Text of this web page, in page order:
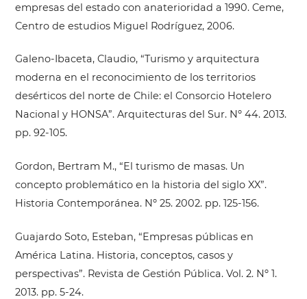
empresas del estado con anaterioridad a 1990. Ceme,
Centro de estudios Miguel Rodríguez, 2006.
Galeno-Ibaceta, Claudio, “Turismo y arquitectura
moderna en el reconocimiento de los territorios
desérticos del norte de Chile: el Consorcio Hotelero
Nacional y HONSA”. Arquitecturas del Sur. Nº 44. 2013.
pp. 92-105.
Gordon, Bertram M., “El turismo de masas. Un
concepto problemático en la historia del siglo XX”.
Historia Contemporánea. Nº 25. 2002. pp. 125-156.
Guajardo Soto, Esteban, “Empresas públicas en
América Latina. Historia, conceptos, casos y
perspectivas”. Revista de Gestión Pública. Vol. 2. Nº 1.
2013. pp. 5-24.